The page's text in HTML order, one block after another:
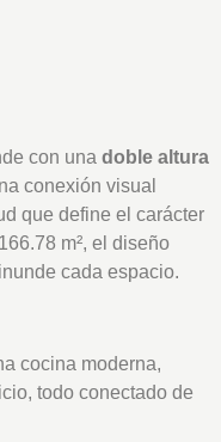
con una doble altura
conexión visual
que define el carácter
m², el diseño
cada espacio.
cocina moderna,
todo conectado de